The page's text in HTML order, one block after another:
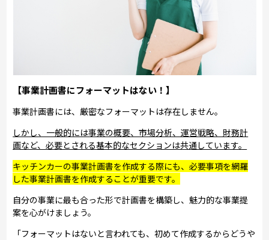
【事業計画書にフォーマットはない！】
事業計画書には、厳密なフォーマットは存在しません。
しかし、一般的には事業の概要、市場分析、運営戦略、財務計
画など、必要とされる基本的なセクションは共通しています。
キッチンカーの事業計画書を作成する際にも、必要事項を網羅
した事業計画書を作成することが重要です。
自分の事業に最も合った形で計画書を構築し、魅力的な事業提
案を心がけましょう。
「フォーマットはないと言われても、初めて作成するからどうや